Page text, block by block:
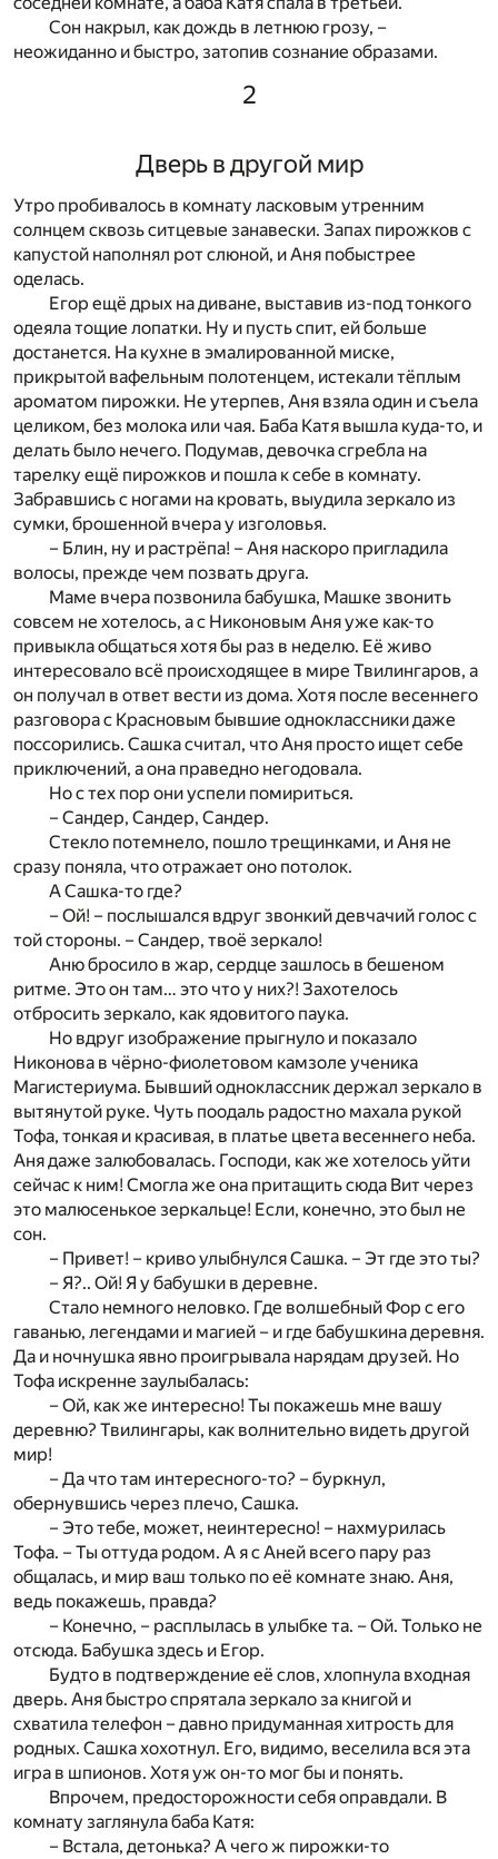
Сон накрыл, как дождь в летнюю грозу, –
неожиданно и быстро, затопив сознание образами.
2
Дверь в другой мир
Утро пробивалось в комнату ласковым утренним
солнцем сквозь ситцевые занавески. Запах пирожков с
капустой наполнял рот слюной, и Аня побыстрее
оделась.
Егор ещё дрых на диване, выставив из-под тонкого
одеяла тощие лопатки. Ну и пусть спит, ей больше
достанется. На кухне в эмалированной миске,
прикрытой вафельным полотенцем, истекали тёплым
ароматом пирожки. Не утерпев, Аня взяла один и съела
целиком, без молока или чая. Баба Катя вышла куда-то, и
делать было нечего. Подумав, девочка сгребла на
тарелку ещё пирожков и пошла к себе в комнату.
Забравшись с ногами на кровать, выудила зеркало из
сумки, брошенной вчера у изголовья.
– Блин, ну и растрёпа! – Аня наскоро пригладила
волосы, прежде чем позвать друга.
Маме вчера позвонила бабушка, Машке звонить
совсем не хотелось, а с Никоновым Аня уже как-то
привыкла общаться хотя бы раз в неделю. Её живо
интересовало всё происходящее в мире Твилингаров, а
он получал в ответ вести из дома. Хотя после весеннего
разговора с Красновым бывшие одноклассники даже
поссорились. Сашка считал, что Аня просто ищет себе
приключений, а она праведно негодовала.
Но с тех пор они успели помириться.
– Сандер, Сандер, Сандер.
Стекло потемнело, пошло трещинками, и Аня не
сразу поняла, что отражает оно потолок.
А Сашка-то где?
– Ой! – послышался вдруг звонкий девчачий голос с
той стороны. – Сандер, твоё зеркало!
Аню бросило в жар, сердце зашлось в бешеном
ритме. Это он там… это что у них?! Захотелось
отбросить зеркало, как ядовитого паука.
Но вдруг изображение прыгнуло и показало
Никонова в чёрно-фиолетовом камзоле ученика
Магистериума. Бывший одноклассник держал зеркало в
вытянутой руке. Чуть поодаль радостно махала рукой
Тофа, тонкая и красивая, в платье цвета весеннего неба.
Аня даже залюбовалась. Господи, как же хотелось уйти
сейчас к ним! Смогла же она притащить сюда Вит через
это малюсенькое зеркальце! Если, конечно, это был не
сон.
– Привет! – криво улыбнулся Сашка. – Эт где это ты?
– Я?.. Ой! Я у бабушки в деревне.
Стало немного неловко. Где волшебный Фор с его
гаванью, легендами и магией – и где бабушкина деревня.
Да и ночнушка явно проигрывала нарядам друзей. Но
Тофа искренне заулыбалась:
– Ой, как же интересно! Ты покажешь мне вашу
деревню? Твилингары, как волнительно видеть другой
мир!
– Да что там интересного-то? – буркнул,
обернувшись через плечо, Сашка.
– Это тебе, может, неинтересно! – нахмурилась
Тофа. – Ты оттуда родом. А я с Аней всего пару раз
общалась, и мир ваш только по её комнате знаю. Аня,
ведь покажешь, правда?
– Конечно, – расплылась в улыбке та. – Ой. Только не
отсюда. Бабушка здесь и Егор.
Будто в подтверждение её слов, хлопнула входная
дверь. Аня быстро спрятала зеркало за книгой и
схватила телефон – давно придуманная хитрость для
родных. Сашка хохотнул. Его, видимо, веселила вся эта
игра в шпионов. Хотя уж он-то мог бы и понять.
Впрочем, предосторожности себя оправдали. В
комнату заглянула баба Катя:
– Встала, детонька? А чего ж пирожки-то